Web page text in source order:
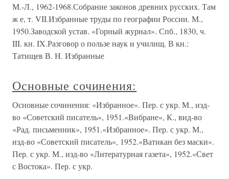
М.-Л., 1962-1968.Собрание законов древних русских. Там
ж е, т. VII.Избранные труды по географии России. М.,
1950.Заводской устав. «Горный журнал». Спб., 1830, ч.
III. кн. IX.Разговор о пользе наук и училищ. В кн.:
Татищев В. Н. Избранные
Основные сочинения:
Основные сочинения: «Избранное». Пер. с укр. М., изд-
во «Советский писатель», 1951.«Вибране», К., вид-во
«Рад. письменник», 1951.«Избранное». Пер. с укр. М.,
изд-во «Советский писатель», 1952.«Ватикан без маски».
Пер. с укр. М., изд-во «Литературная газета», 1952.«Свет
с Востока». Пер. с укр.